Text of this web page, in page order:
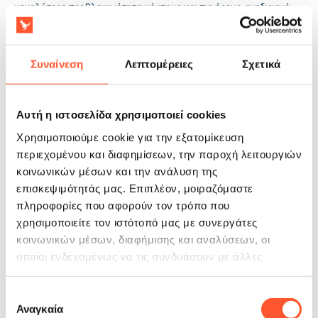
Συναίνεση Λεπτομέρειες Σχετικά
Αυτή η ιστοσελίδα χρησιμοποιεί cookies
Χρησιμοποιούμε cookie για την εξατομίκευση
περιεχομένου και διαφημίσεων, την παροχή λειτουργιών
κοινωνικών μέσων και την ανάλυση της
επισκεψιμότητάς μας. Επιπλέον, μοιραζόμαστε
πληροφορίες που αφορούν τον τρόπο που
χρησιμοποιείτε τον ιστότοπό μας με συνεργάτες
κοινωνικών μέσων, διαφήμισης και αναλύσεων, οι
οποίοι ενδεχομένως να τις συνδυάσουν με άλλες
των υπηρεσιών τους.
συγκατάθεσης
Αναγκαία
μεγαλύτερη προβλεψιμότητα κόστους και πιο ήρεμο σχεδιασμό
των σεζόν.